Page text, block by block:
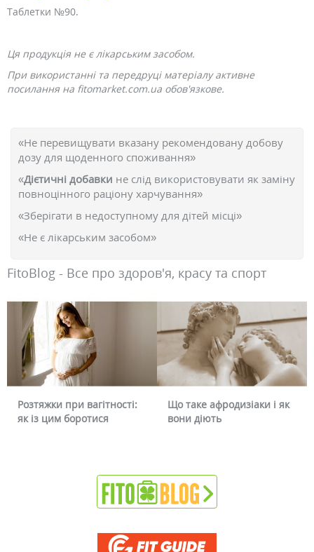
Таблетки №90.
Ця продукція не є лікарським засобом.
При використанні та передруці матеріалу активне
посилання на fitomarket.com.ua обов'язкове.
«Не перевищувати вказану рекомендовану добову
дозу для щоденного споживання»
«Дієтичні добавки не слід використовувати як заміну
повноцінного раціону харчування»
«Зберігати в недоступному для дітей місці»
«Не є лікарським засобом»
FitoBlog - Все про здоров'я, красу та спорт
Що таке афродизіаки і як
вони діють
Чому червоніє обличчя і
чи можна це прибрати